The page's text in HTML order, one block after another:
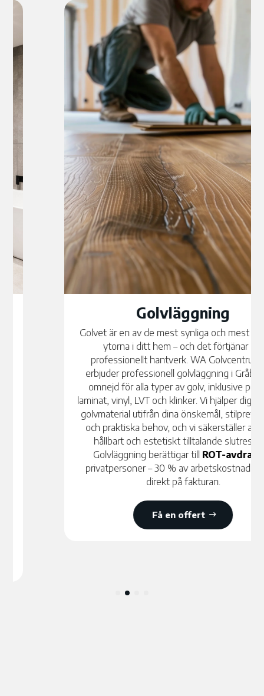
Golvläggning
Golvet är en av de mest synliga och mest använda
ytorna i ditt hem – och det förtjänar ett
professionellt hantverk. WA Golvcentrum AB
erbjuder professionell golvläggning i Gråbo med
omnejd för alla typer av golv, inklusive parkett,
laminat, vinyl, LVT och klinker. Vi hjälper dig välja rätt
golvmaterial utifrån dina önskemål, stilpreferenser
och praktiska behov, och vi säkerställer alltid ett
hållbart och estetiskt tilltalande slutresultat.
Golvläggning berättigar tillROT-avdragför
privatpersoner – 30 % av arbetskostnaden dras
direkt på fakturan.
Få en offert